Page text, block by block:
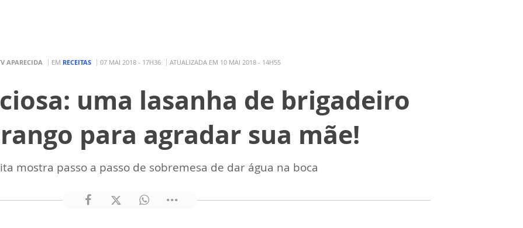
APARECIDA EM RECEITAS 07 MAI 2018 - 17H36 ATUALIZADA EM 10 MAI 2018 - 14H55
uma lasanha de brigadeiro
para agradar sua mãe!
mostra passo a passo de sobremesa de dar água na boca